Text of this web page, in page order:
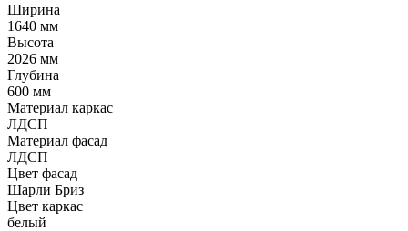
Ширина
1640 мм
Высота
2026 мм
Глубина
600 мм
Материал каркас
ЛДСП
Материал фасад
ЛДСП
Цвет фасад
Шарли Бриз
Цвет каркас
белый